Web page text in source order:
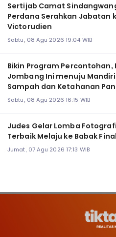
Sertijab Camat
Perdana Serahkan Jabatan
Victorudien
Sabtu, 08 Agu 2026 19:04 WIB
Bikin Program Percontohan,
Jombang Ini menuju Mandiri
Sampah dan Ketahanan
Sabtu, 08 Agu 2026 16:15 WIB
Judes Gelar Lomba
Terbaik Melaju ke Babak Final
Jumat, 07 Agu 2026 17:13 WIB